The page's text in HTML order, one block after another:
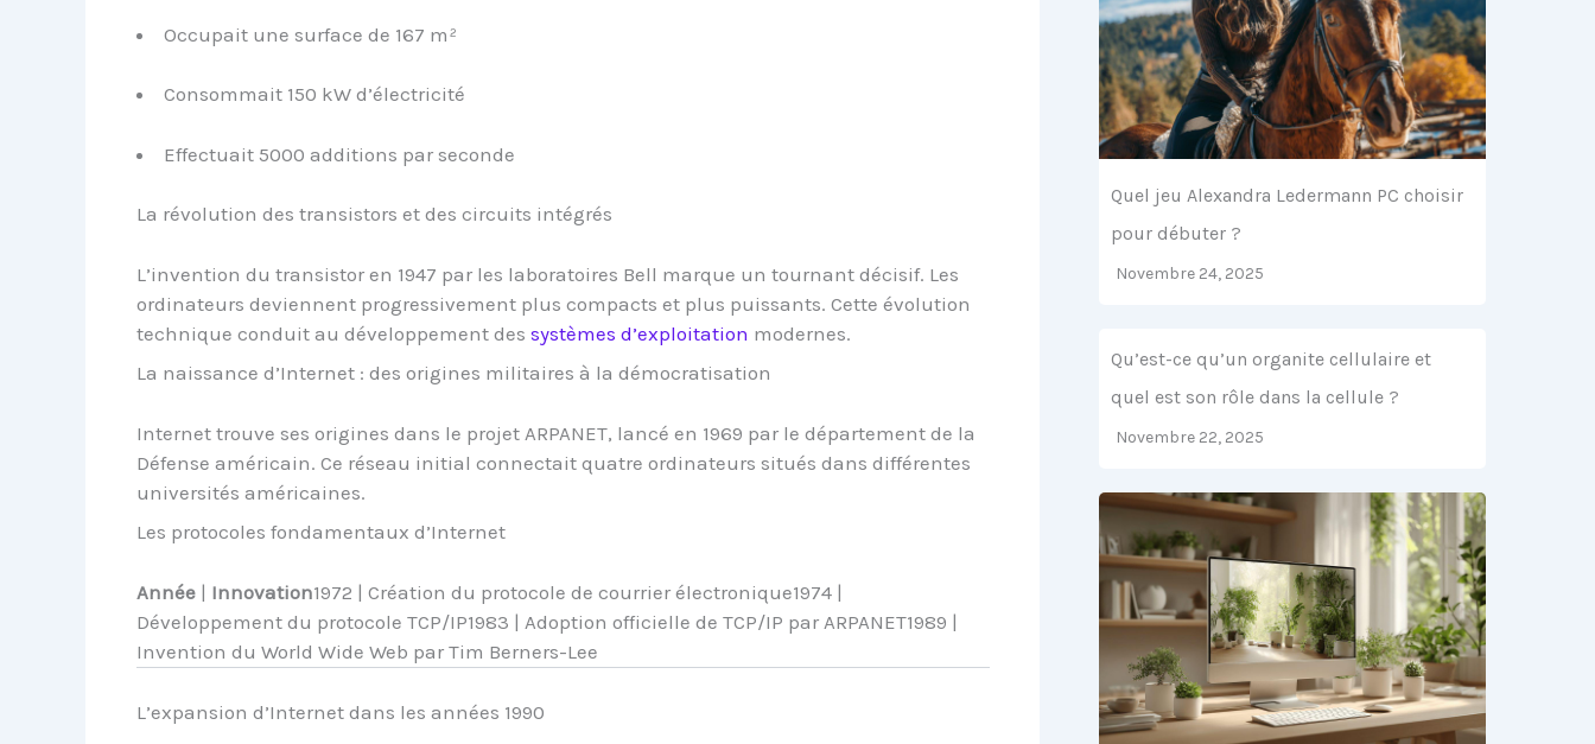
Occupait une surface de 167 m²
Consommait 150 kW d’électricité
Effectuait 5000 additions par seconde
La révolution des transistors et des circuits intégrés
L’invention du transistor en 1947 par les laboratoires Bell marque un tournant décisif. Les
ordinateurs deviennent progressivement plus compacts et plus puissants. Cette évolution
technique conduit au développement des systèmes d’exploitation modernes.
La naissance d’Internet : des origines militaires à la démocratisation
Internet trouve ses origines dans le projet ARPANET, lancé en 1969 par le département de la
Défense américain. Ce réseau initial connectait quatre ordinateurs situés dans différentes
universités américaines.
Les protocoles fondamentaux d’Internet
Année| Innovation1972 | Création du protocole de courrier électronique1974 |
Développement du protocole TCP/IP1983 | Adoption officielle de TCP/IP par ARPANET1989 |
Invention du World Wide Web par Tim Berners-Lee
L’expansion d’Internet dans les années 1990
Quel jeu Alexandra Ledermann PC choisir
pour débuter ?
Novembre 24, 2025
Qu’est-ce qu’un organite cellulaire et
quel est son rôle dans la cellule ?
Novembre 22, 2025